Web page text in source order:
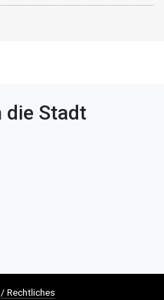
die Stadt
Rechtliches